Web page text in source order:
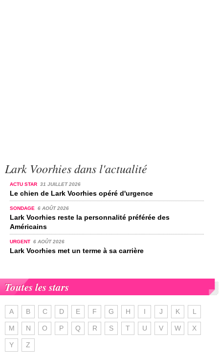
Lark Voorhies dans l'actualité
ACTU STAR 31 JUILLET 2026
Le chien de Lark Voorhies opéré d'urgence
SONDAGE 6 AOÛT 2026
Lark Voorhies reste la personnalité préférée des
Américains
URGENT 6 AOÛT 2026
Lark Voorhies met un terme à sa carrière
Toutes les stars
A B C D E F G H I J K L
M N O P Q R S T U V W X
Y Z